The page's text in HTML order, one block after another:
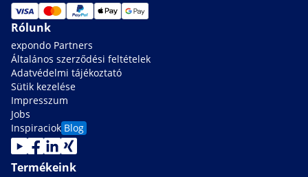
Rólunk
expondo Partners
Általános szerződési feltételek
Adatvédelmi tájékoztató
Sütik kezelése
Impresszum
Jobs
Inspiraciok Blog
Termékeink